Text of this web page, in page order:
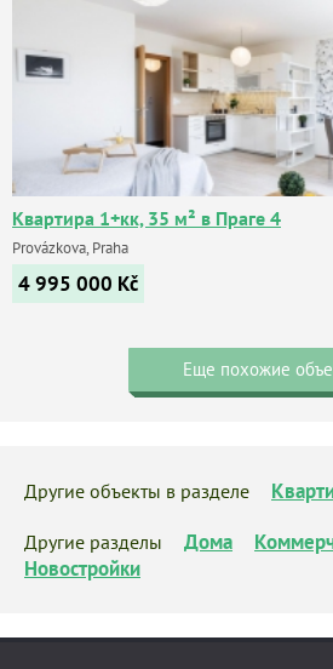
Квартира 1+кк, 35 м² в Праге 4
Provázkova, Praha
4 995 000 Kč
Еще похожие
Другие объекты в разделе
Другие разделы Дома
Новостройки